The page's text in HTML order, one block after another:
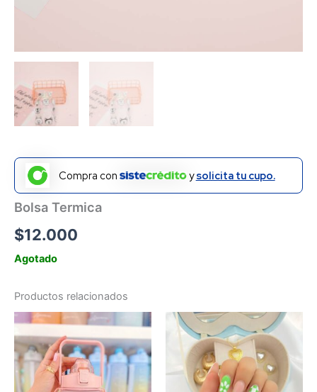
Compra con ysolicita tu cupo.
Bolsa Termica
$12.000
Agotado
Productos relacionados